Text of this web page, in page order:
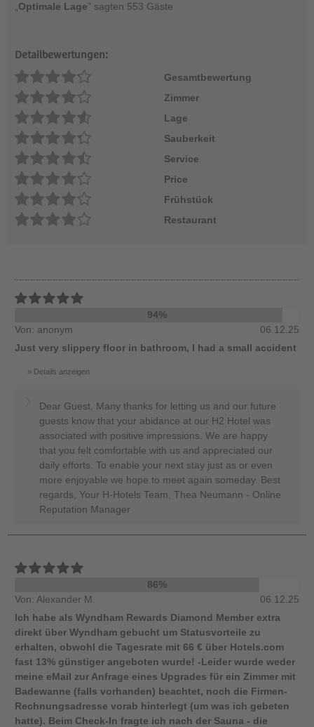
Optimale Lage” sagten 553 Gäste
Detailbewertungen:
Gesamtbewertung
Zimmer
Lage
Sauberkeit
Service
Price
Frühstück
Restaurant
94%
Von: anonym
06.12.25
Just very slippery floor in bathroom, I had a small accident
Details anzeigen
Dear Guest, Many thanks for letting us and our future
guests know that your abidance at our H2 Hotel was
associated with positive impressions. We are happy
that you felt comfortable with us and appreciated our
daily efforts. To enable your next stay just as or even
more enjoyable we hope to meet again someday. Best
regards, Your H-Hotels Team, Thea Neumann - Online
Reputation Manager
86%
Von: Alexander M.
06.12.25
Ich habe als Wyndham Rewards Diamond Member extra
direkt über Wyndham gebucht um Statusvorteile zu
erhalten, obwohl die Tagesrate mit 66 € über Hotels.com
fast 13% günstiger angeboten wurde! -Leider wurde weder
meine eMail zur Anfrage eines Upgrades für ein Zimmer mit
Badewanne (falls vorhanden) beachtet, noch die Firmen-
Rechnungsadresse vorab hinterlegt (um was ich gebeten
hatte). Beim Check-In fragte ich nach der Sauna - die